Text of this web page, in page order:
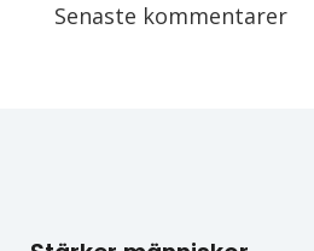
Senaste kommentarer